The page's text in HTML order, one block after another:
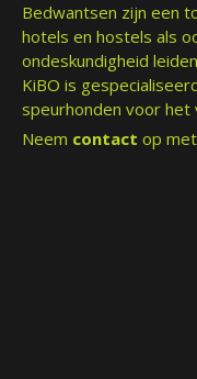
Bedwantsen zijn een
hotels en hostels als
ondeskundigheid
KiBO is
speurhonden voor het
Neem contact op